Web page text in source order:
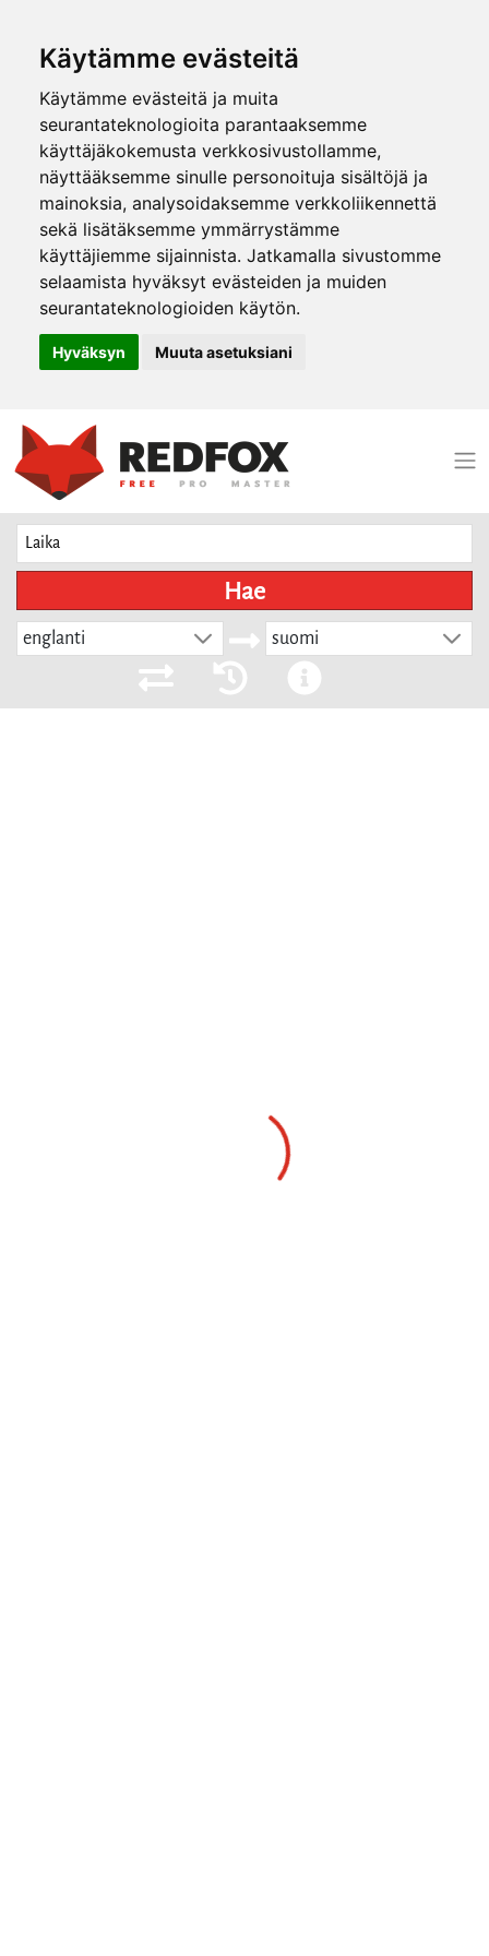
Käytämme evästeitä
Käytämme evästeitä ja muita
seurantateknologioita parantaaksemme
käyttäjäkokemusta verkkosivustollamme,
näyttääksemme sinulle personoituja sisältöjä ja
mainoksia, analysoidaksemme verkkoliikennettä
sekä lisätäksemme ymmärrystämme
käyttäjiemme sijainnista. Jatkamalla sivustomme
selaamista hyväksyt evästeiden ja muiden
seurantateknologioiden käytön.
Hyväksyn Muuta asetuksiani
Hae
englanti suomi